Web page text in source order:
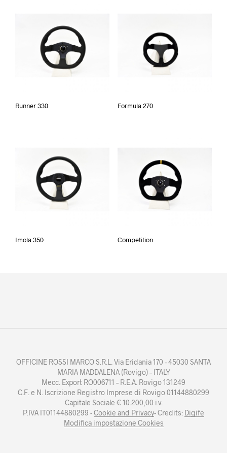
Runner 330 Formula 270
Imola 350 Competition
OFFICINE ROSSI MARCO S.R.L. Via Eridania 170 - 45030 SANTA
MARIA MADDALENA (Rovigo) – ITALY
Mecc. Export RO006711 – R.E.A. Rovigo 131249
C.F. e N. Iscrizione Registro Imprese di Rovigo 01144880299
Capitale Sociale € 10.200,00 i.v.
P.IVA IT01144880299 -Cookie and Privacy- Credits: Digife
Modifica impostazione Cookies